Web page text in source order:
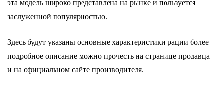
эта модель широко представлена на рынке и пользуется
заслуженной популярностью.
Здесь будут указаны основные характеристики рации более
подробное описание можно прочесть на странице продавца
и на официальном сайте производителя.